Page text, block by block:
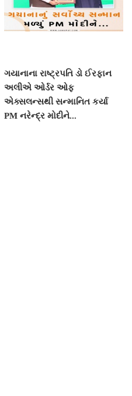
ગયાનાના રાષ્ટ્રપતિ ડો ઈરફાન
અલીએ ઓર્ડર ઓફ
એક્સલન્સથી સન્માનિત કર્યા
PM નરેન્દ્ર મોદીને...